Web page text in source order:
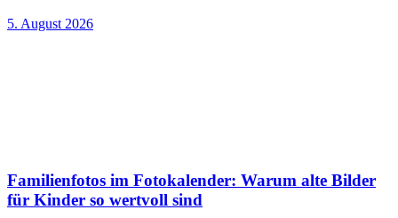
5. August 2026
Familienfotos im Fotokalender: Warum alte Bilder
für Kinder so wertvoll sind